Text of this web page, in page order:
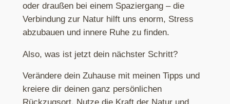
oder draußen bei einem Spaziergang – die
Verbindung zur Natur hilft uns enorm, Stress
abzubauen und innere Ruhe zu finden.
Also, was ist jetzt dein nächster Schritt?
Verändere dein Zuhause mit meinen Tipps und
kreiere dir deinen ganz persönlichen